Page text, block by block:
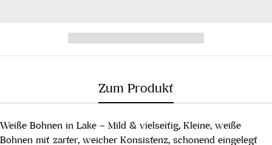
Zum Produkt
Weiße Bohnen in Lake – Mild & vielseitig, Kleine, weiße
Bohnen mit zarter, weicher Konsistenz, schonend eingelegt